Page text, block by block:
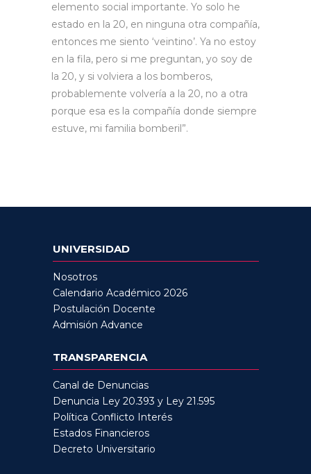
elemento social importante. Yo solo he
estado en la 20, en ninguna otra compañía,
entonces me siento ‘veintino’. Ya no estoy
en la fila, pero si me preguntan, yo soy de
la 20, y si volviera a los bomberos,
probablemente volvería a la 20, no a otra
porque esa es la compañía donde siempre
estuve, mi familia bomberil”.
UNIVERSIDAD
Nosotros
Calendario Académico 2026
Postulación Docente
Admisión Advance
TRANSPARENCIA
Canal de Denuncias
Denuncia Ley 20.393 y Ley 21.595
Política Conflicto Interés
Estados Financieros
Decreto Universitario